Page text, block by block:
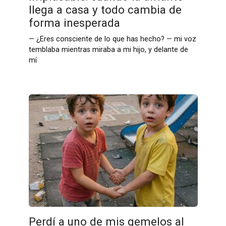
llega a casa y todo cambia de
forma inesperada
— ¿Eres consciente de lo que has hecho? — mi voz
temblaba mientras miraba a mi hijo, y delante de
mí
Perdí a uno de mis gemelos al